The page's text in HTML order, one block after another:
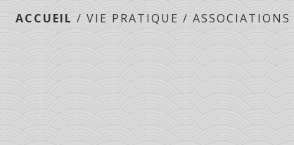
ACCUEIL /VIE PRATIQUE /ASSOCIATIONS